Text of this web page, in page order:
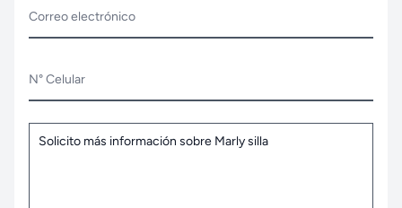
Correo electrónico
N° Celular